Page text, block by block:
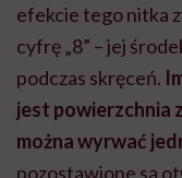
efekcie tego nitka
cyfrę „8” – jej
podczas skręceń.
jest powierzchnia
można wyrwać
pozostawione są